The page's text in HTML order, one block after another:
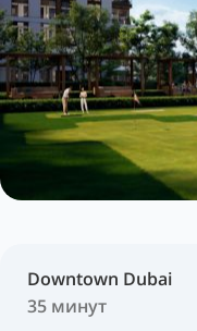
Downtown Dubai
35 минут